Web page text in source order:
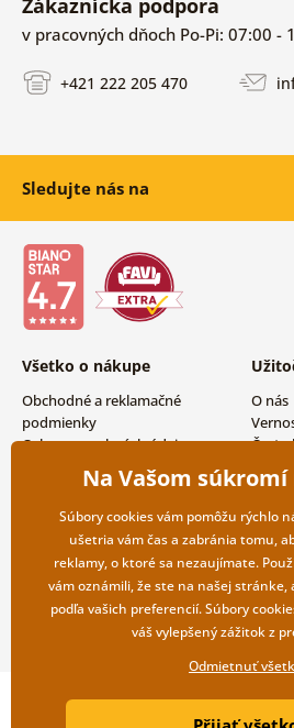
Zákaznícka podpora
v pracovných dňoch Po-Pi: 07:00 -
+421 222 205 470
Sledujte nás na
Všetko o nákupe
Obchodné a reklamačné
podmienky
Ochrana osobných údajov
Možnosti dopravy a platby
Vrátenie tovaru
O nás
Často
Copyright ©2019 ©
Na Vašom
Súbory cookies vám pomôžu rýchlo
ušetria vám čas a zabránia tomu,
reklamy, o ktoré sa nezaujímate.
vám oznámili, že ste na našej
podľa vašich preferencií. Súbory
váš vylepšený zážitok z
Odmietnuť